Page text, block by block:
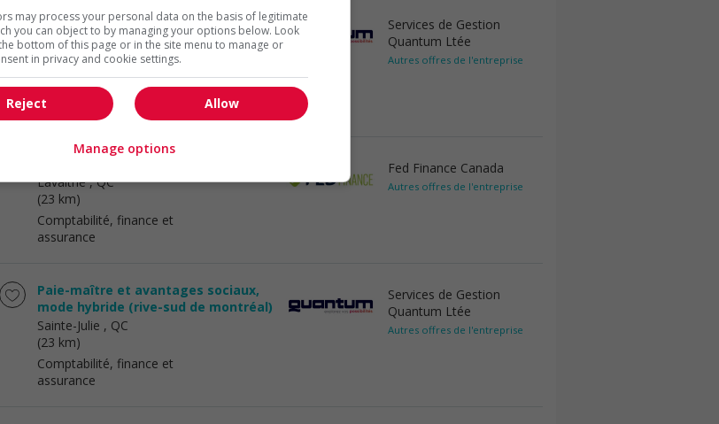
Contrôleur(se) - beloeil - 100 k$ à 125
k$
Beloeil, QC
Comptabilité, finance et
assurance
Services de Gestion
Quantum Ltée
Autres offres de l'entreprise
Lavaltrie, QC
(23 km)
Comptabilité, finance et
assurance
Fed Finance Canada
Autres offres de l'entreprise
Paie-maître et avantages sociaux,
mode hybride (rive-sud de montréal)
Sainte-Julie , QC
(23 km)
Comptabilité, finance et
assurance
Services de Gestion
Quantum Ltée
Autres offres de l'entreprise
may process your personal data on the basis of legitimate
you can object to by managing your options below. Look
bottom of this page or in the site menu to manage or
in privacy and cookie settings.
Allow
Reject
Manage options